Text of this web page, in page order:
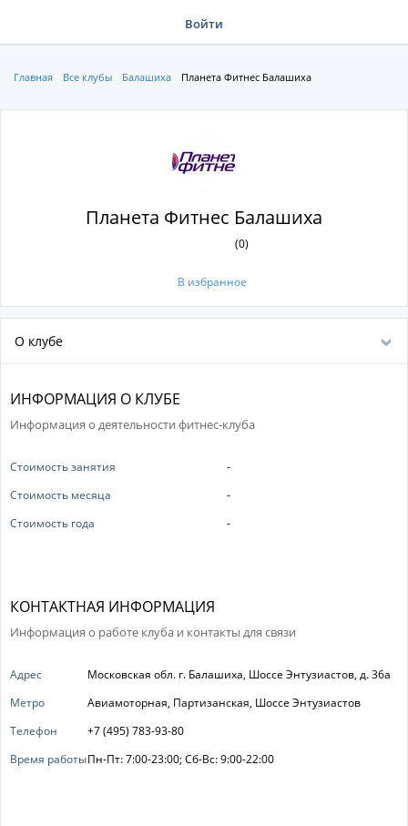
Войти
Главная Все клубы Балашиха Планета Фитнес Балашиха
Планета Фитнес Балашиха
(0)
В избранное
О клубе
ИНФОРМАЦИЯ О КЛУБЕ
Информация о деятельности фитнес-клуба
Стоимость занятия
-
Стоимость месяца
-
Стоимость года
-
КОНТАКТНАЯ ИНФОРМАЦИЯ
Информация о работе клуба и контакты для связи
Адрес
Московская обл. г. Балашиха, Шоссе Энтузиастов, д. 36а
Метро
Авиамоторная, Партизанская, Шоссе Энтузиастов
Телефон
+7 (495) 783-93-80
Время работыПн-Пт: 7:00-23:00; Сб-Вс: 9:00-22:00